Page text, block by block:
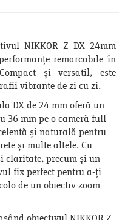
NIKKOR Z DX 24mm
remarcabile în
și versatil, este
vibrante de zi cu zi.
DX de 24 mm oferă un
36 mm pe o cameră full-
și naturală pentru
și multe altele. Cu
claritate, precum și un
fix perfect pentru a-ți
de un obiectiv zoom